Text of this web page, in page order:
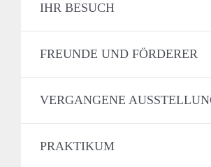
IHR BESUCH
FREUNDE UND FÖRDERER
VERGANGENE
PRAKTIKUM